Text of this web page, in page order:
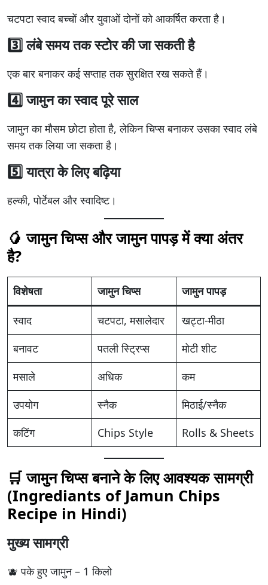
चटपटा स्वाद बच्चों और युवाओं दोनों को आकर्षित करता है।
3️⃣ लंबे समय तक स्टोर की जा सकती है
एक बार बनाकर कई सप्ताह तक सुरक्षित रख सकते हैं।
4️⃣ जामुन का स्वाद पूरे साल
जामुन का मौसम छोटा होता है, लेकिन चिप्स बनाकर उसका स्वाद लंबे
समय तक लिया जा सकता है।
5️⃣ यात्रा के लिए बढ़िया
हल्की, पोर्टेबल और स्वादिष्ट।
🥭 जामुन चिप्स और जामुन पापड़ में क्या अंतर
है?
विशेषता जामुन चिप्स जामुन पापड़
स्वाद चटपटा, मसालेदार
खट्टा-मीठा
बनावट
पतली स्ट्रिप्स
मोटी शीट
मसाले
अधिक
कम
उपयोग
स्नैक
मिठाई/स्नैक
कटिंग
Chips Style Rolls & Sheets
🛒 जामुन चिप्स बनाने के लिए आवश्यक सामग्री
(Ingrediants of Jamun Chips
Recipe in Hindi)
मुख्य सामग्री
🫐 पके हुए जामुन – 1 किलो